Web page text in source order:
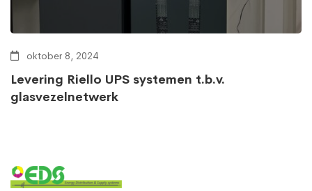
oktober 8, 2024
Levering Riello UPS systemen t.b.v.
glasvezelnetwerk